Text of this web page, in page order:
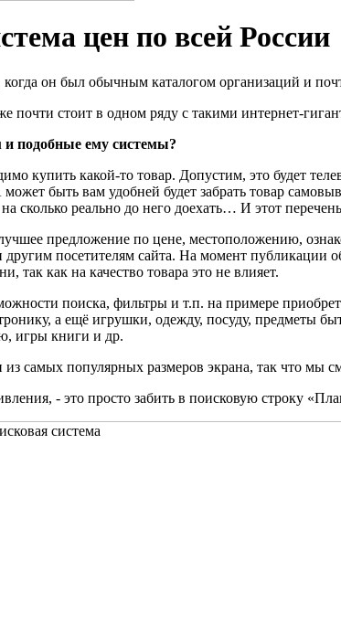
цен по всей России
он был обычным каталогом организаций и
стоит в одном ряду с такими интернет-
и подобные ему системы?
купить какой-то товар. Допустим, это будет
быть вам удобней будет забрать товар
сколько реально до него доехать… И этот
предложение по цене, местоположению,
посетителям сайта. На момент публикации
так как на качество товара это не влияет.
поиска, фильтры и т.п. на примере
а ещё игрушки, одежду, посуду, предметы
игры книги и др.
самых популярных размеров экрана, так что мы
- это просто забить в поисковую строку